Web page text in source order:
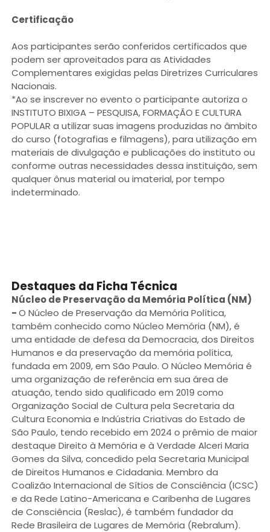
Certificação
Aos participantes serão conferidos certificados que
podem ser aproveitados para as Atividades
Complementares exigidas pelas Diretrizes Curriculares
Nacionais.
*Ao se inscrever no evento o participante autoriza o
INSTITUTO BIXIGA – PESQUISA, FORMAÇÃO E CULTURA
POPULAR a utilizar suas imagens produzidas no âmbito
do curso (fotografias e filmagens), para utilização em
materiais de divulgação e publicações do instituto ou
conforme outras necessidades dessa instituição, sem
qualquer ônus material ou imaterial, por tempo
indeterminado.
Destaques da Ficha Técnica
Núcleo de Preservação da Memória Política (NM)
-O Núcleo de Preservação da Memória Política,
também conhecido como Núcleo Memória (NM), é
uma entidade de defesa da Democracia, dos Direitos
Humanos e da preservação da memória política,
fundada em 2009, em São Paulo. O Núcleo Memória é
uma organização de referência em sua área de
atuação, tendo sido qualificado em 2019 como
Organização Social de Cultura pela Secretaria da
Cultura Economia e Indústria Criativas do Estado de
São Paulo, tendo recebido em 2024 o prêmio de maior
destaque Direito à Memória e à Verdade Alceri Maria
Gomes da Silva, concedido pela Secretaria Municipal
de Direitos Humanos e Cidadania. Membro da
Coalizão Internacional de Sítios de Consciência (ICSC)
e da Rede Latino-Americana e Caribenha de Lugares
de Consciência (Reslac), é também fundador da
Rede Brasileira de Lugares de Memória (Rebralum).